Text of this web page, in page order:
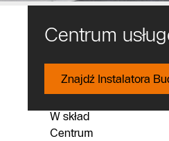
Centrum
Znajdź Instalatora
Opis obiektu
W skład
Centrum